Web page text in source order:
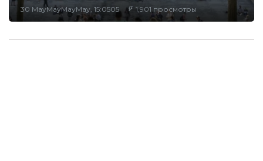
30 MayMayMayMay, 15:0505 1,901 просмотры